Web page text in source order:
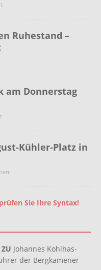
Ruhestand –
am Donnerstag
Kühler-Platz in
Sie Ihre Syntax!
ZU Johannes Kohlhas-
der Bergkamener